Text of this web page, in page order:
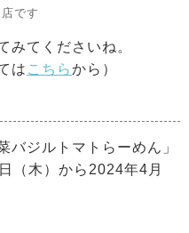
です
みてくださいね。
は こちらから）
バジルトマトらーめん」
（木）から2024年4月